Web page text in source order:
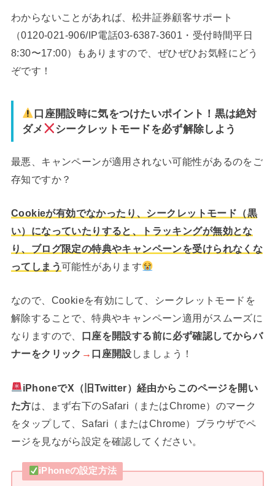
わからないことがあれば、松井証券顧客サポート
（0120-021-906/IP電話03-6387-3601・受付時間平日
8:30〜17:00）もありますので、ぜひぜひお気軽にどう
ぞです！
口座開設時に気をつけたいポイント！黒は絶対
ダメ
シークレットモードを必ず解除しよう
最悪、キャンペーンが適用されない可能性があるのをご
存知ですか？
Cookieが有効でなかったり、シークレットモード（黒
い）になっていたりすると、トラッキングが無効とな
り、ブログ限定の特典やキャンペーンを受けられなくな
ってしまう可能性があります
なので、Cookieを有効にして、シークレットモードを
解除することで、特典やキャンペーン適用がスムーズに
なりますので、
口座を開設する前に必ず確認してからバ
ナーをクリック → 口座開設 しましょう！
iPhoneでX（旧Twitter）経由からこのページを開い
た方は、まず右下のSafari（またはChrome）のマーク
をタップして、Safari（またはChrome）ブラウザでペ
ージを見ながら設定を確認してください。
iPhoneの設定方法